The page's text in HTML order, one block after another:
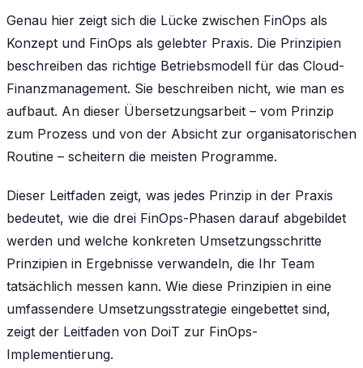
Genau hier zeigt sich die Lücke zwischen FinOps als
Konzept und FinOps als gelebter Praxis. Die Prinzipien
beschreiben das richtige Betriebsmodell für das Cloud-
Finanzmanagement. Sie beschreiben nicht, wie man es
aufbaut. An dieser Übersetzungsarbeit – vom Prinzip
zum Prozess und von der Absicht zur organisatorischen
Routine – scheitern die meisten Programme.
Dieser Leitfaden zeigt, was jedes Prinzip in der Praxis
bedeutet, wie die drei FinOps-Phasen darauf abgebildet
werden und welche konkreten Umsetzungsschritte
Prinzipien in Ergebnisse verwandeln, die Ihr Team
tatsächlich messen kann. Wie diese Prinzipien in eine
umfassendere Umsetzungsstrategie eingebettet sind,
zeigt der Leitfaden von DoiT zur FinOps-
Implementierung.